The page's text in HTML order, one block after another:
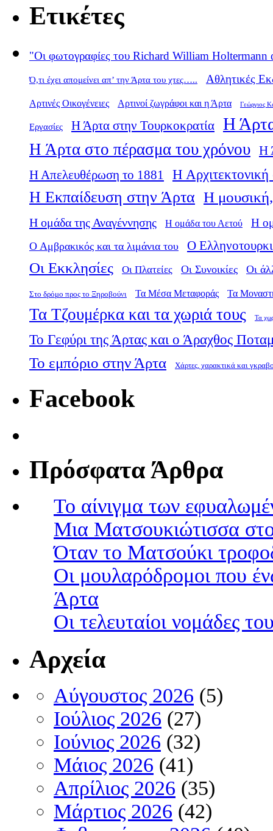
Ετικέτες
"Οι φωτογραφίες του Richard William Holtermann
Ό,τι έχει απομείνει απ’ την Άρτα του χτες….. Αθλητικές
Αρτινές Οικογένειες Αρτινοί ζωγράφοι και η Άρτα Γεώργιος
Εργασίες Η Άρτα στην Τουρκοκρατία Η
Η Άρτα στο πέρασμα του χρόνου Η
Η Απελευθέρωση το 1881
Η
Η Εκπαίδευση στην Άρτα Η μουσική,
Η ομάδα της Αναγέννησης Η ομάδα του Αετού Η
Ο Αμβρακικός και τα λιμάνια του Ο
Οι Εκκλησίες Οι Πλατείες Οι Συνοικίες Οι
Στο δρόμο προς το Ξηροβούνι Τα Μέσα Μεταφοράς Τα
Τα Τζουμέρκα και τα χωριά τους Τα
Το Γεφύρι της Άρτας και ο Άραχθος
Το εμπόριο στην Άρτα Χάρτες, χαρακτικά και
Facebook
Πρόσφατα Άρθρα
Το αίνιγμα των
Μια Ματσουκιώτισσα
Όταν το Ματσούκι
Οι μουλαρόδρομοι που
Άρτα
Οι τελευταίοι νομάδες
Αρχεία
Αύγουστος 2026 (5)
Ιούλιος 2026 (27)
Ιούνιος 2026 (32)
Μάιος 2026 (41)
Απρίλιος 2026 (35)
Μάρτιος 2026 (42)